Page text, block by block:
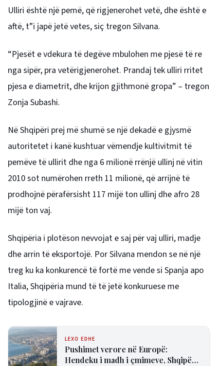
Ulliri është një pemë, që rigjenerohet vetë, dhe është e
aftë, t”i japë jetë vetes, siç tregon Silvana.
“Pjesët e vdekura të degëve mbulohen me pjesë të re
nga sipër, pra vetërigjenerohet. Prandaj tek ulliri rritet
pjesa e diametrit, dhe krijon gjithmonë gropa” – tregon
Zonja Subashi.
Në Shqipëri prej më shumë se një dekadë e gjysmë
autoritetet i kanë kushtuar vëmendje kultivitmit të
pemëve të ullirit dhe nga 6 milionë rrënjë ullinj në vitin
2010 sot numërohen rreth 11 milionë, që arrijnë të
prodhojnë përafërsisht 117 mijë ton ullinj dhe afro 28
mijë ton vaj.
Shqipëria i plotëson nevvojat e saj për vaj ulliri, madje
dhe arrin të eksportojë. Por Silvana mendon se në një
treg ku ka konkurencë të fortë me vende si Spanja apo
Italia, Shqipëria mund të të jetë konkuruese me
tipologjinë e vajrave.
LEXO EDHE
Pushimet verore në Europë:
Hendeku i madh i çmimeve, Shqipëria